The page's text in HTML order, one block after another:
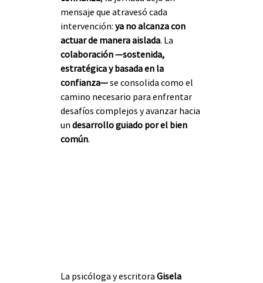
mensaje que atravesó cada
intervención: ya no alcanza con
actuar de manera aislada. La
colaboración —sostenida,
estratégica y basada en la
confianza— se consolida como el
camino necesario para enfrentar
desafíos complejos y avanzar hacia
un desarrollo guiado por el bien
común.
La psicóloga y escritora Gisela